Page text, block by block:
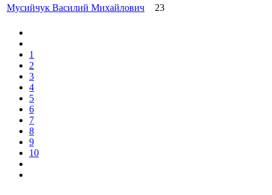
Мусийчук Василий Михайлович
23
1
2
3
4
5
6
7
8
9
10